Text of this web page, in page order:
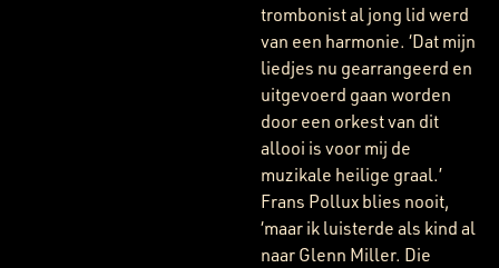
trombonist al jong lid werd
van een harmonie. ‘Dat mijn
liedjes nu gearrangeerd en
uitgevoerd gaan worden
door een orkest van dit
allooi is voor mij de
muzikale heilige graal.’
Frans Pollux blies nooit,
‘maar ik luisterde als kind al
naar Glenn Miller. Die